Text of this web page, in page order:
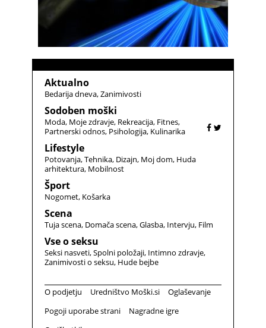
Aktualno
Bedarija dneva Zanimivosti
Sodoben moški
Moda Moje zdravje Rekreacija Fitnes
Partnerski odnos Psihologija Kulinarika
Lifestyle
Potovanja Tehnika Dizajn Moj dom Huda
arhitektura Mobilnost
Šport
Nogomet Košarka
Scena
Tuja scena Domača scena Glasba Intervju Film
Vse o seksu
Seksi nasveti Spolni položaji Intimno zdravje
Zanimivosti o seksu Hude bejbe
O podjetju Uredništvo Moški.si
Oglaševanje
Pogoji uporabe strani
Nagradne igre